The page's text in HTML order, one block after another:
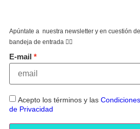
Apúntate a nuestra newsletter y en cuestión
bandeja de entrada 👇🏻
E-mail
Acepto los términos y las
de Privacidad